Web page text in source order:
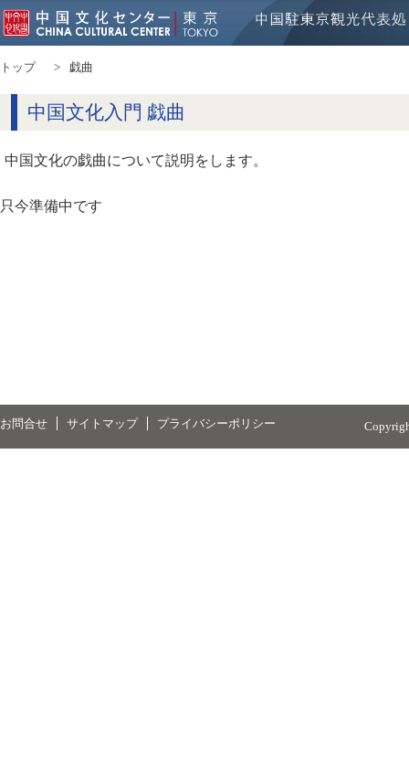
トップ 戯曲
中国文化入門 戯曲
中国文化の戯曲について説明をします。
只今準備中です
お問合せ サイトマップ プライバシーポリシー